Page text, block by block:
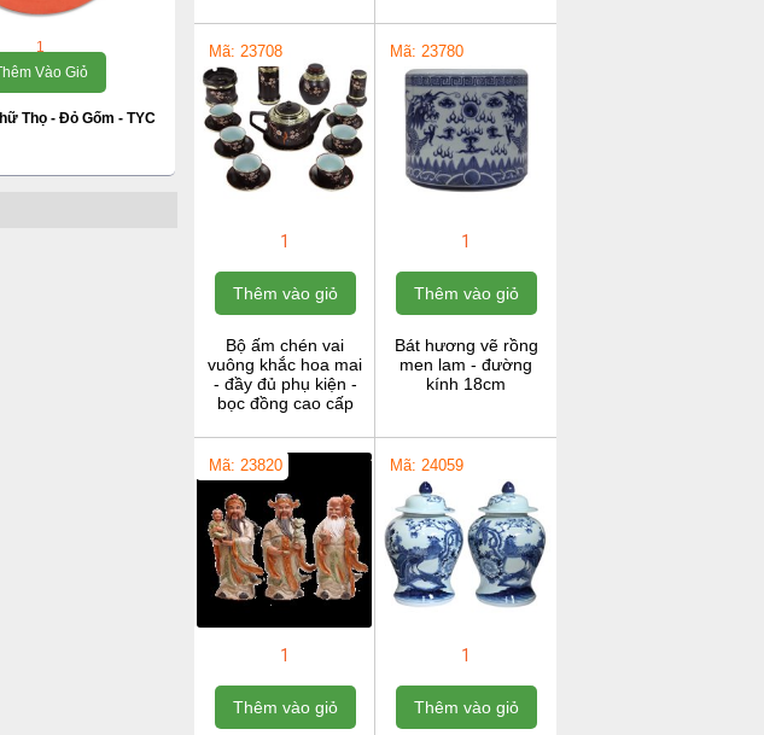
1
Vào Giỏ
Thọ - Đỏ Gốm - TYC
Mã: 23708
1
Thêm vào giỏ
Bộ ấm chén vai
vuông khắc hoa mai
- đầy đủ phụ kiện -
bọc đồng cao cấp
Mã: 23780
1
Thêm vào giỏ
Bát hương vẽ rồng
men lam - đường
kính 18cm
Mã: 23820
1
Thêm vào giỏ
Mã: 24059
1
Thêm vào giỏ